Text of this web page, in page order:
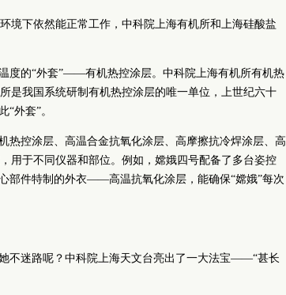
境下依然能正常工作，中科院上海有机所和上海硅酸盐
度的“外套”——有机热控涂层。中科院上海有机所有机热
是我国系统研制有机热控涂层的唯一单位，上世纪六十
外套”。
热控涂层、高温合金抗氧化涂层、高摩擦抗冷焊涂层、高
用于不同仪器和部位。例如，嫦娥四号配备了多台姿控
部件特制的外衣——高温抗氧化涂层，能确保“嫦娥”每次
不迷路呢？中科院上海天文台亮出了一大法宝——“甚长